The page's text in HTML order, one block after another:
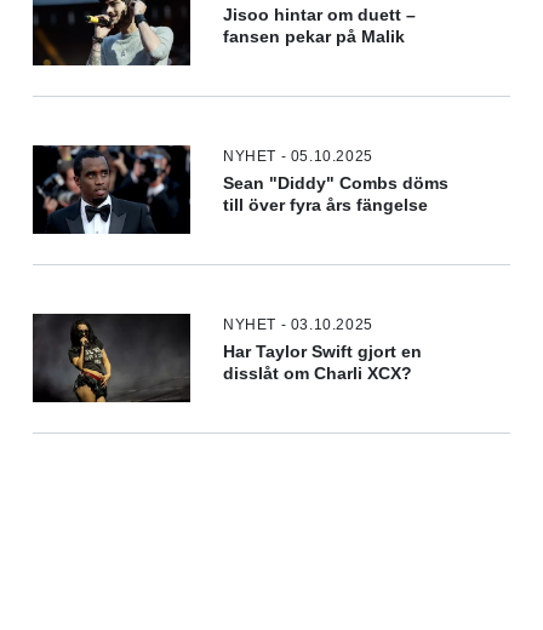
Jisoo hintar om duett –
fansen pekar på Malik
NYHET - 05.10.2025
Sean "Diddy" Combs döms
till över fyra års fängelse
NYHET - 03.10.2025
Har Taylor Swift gjort en
disslåt om Charli XCX?